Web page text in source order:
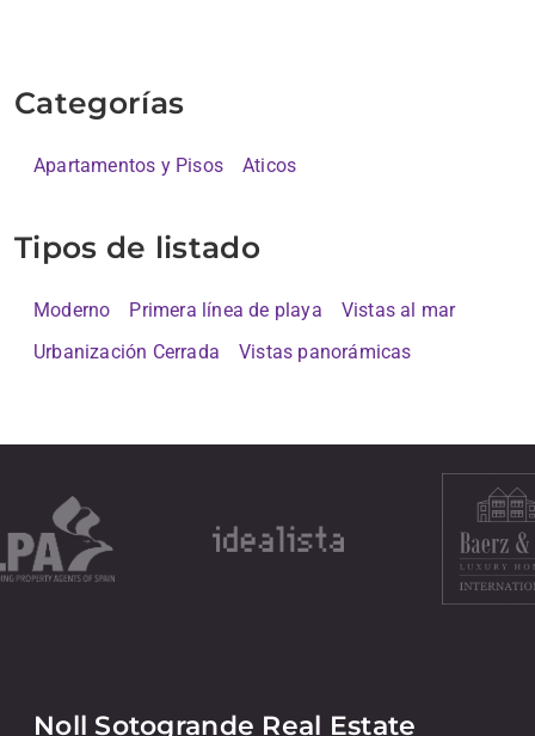
Categorías
Apartamentos y Pisos Aticos
Tipos de listado
Moderno Primera línea de playa
Vistas al mar
Urbanización Cerrada
Vistas panorámicas
Noll Sotogrande Real Estate